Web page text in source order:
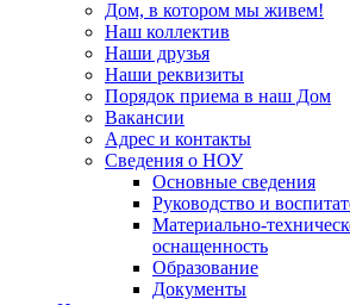
Дом, в котором мы живем!
Наш коллектив
Наши друзья
Наши реквизиты
Порядок приема в наш Дом
Вакансии
Адрес и контакты
Сведения о НОУ
Основные сведения
Руководство и
Материально-
оснащенность
Образование
Документы